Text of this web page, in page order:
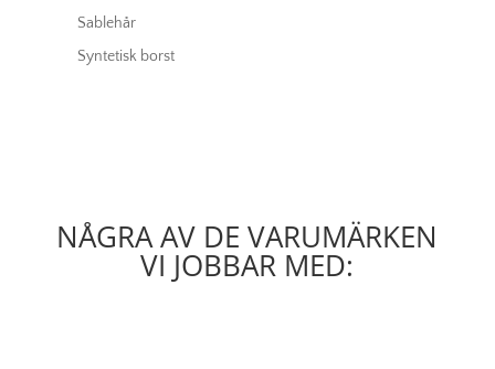
Sablehår
Syntetisk borst
NÅGRA AV DE VARUMÄRKEN
VI JOBBAR MED: